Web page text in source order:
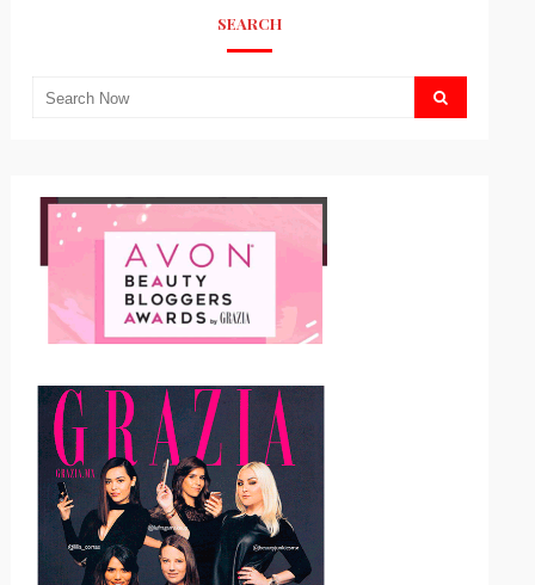
SEARCH